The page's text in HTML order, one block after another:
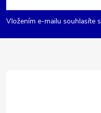
í
p
pVložením e-mailu souhlasíte s